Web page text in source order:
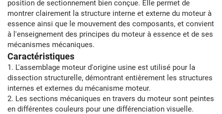
position de sectionnement bien conçue. Elle permet de
montrer clairement la structure interne et externe du moteur à
essence ainsi que le mouvement des composants, et convient
à l'enseignement des principes du moteur à essence et de ses
mécanismes mécaniques.
Caractéristiques
1. L'assemblage moteur d'origine usine est utilisé pour la
dissection structurelle, démontrant entièrement les structures
internes et externes du mécanisme moteur.
2. Les sections mécaniques en travers du moteur sont peintes
en différentes couleurs pour une différenciation visuelle.